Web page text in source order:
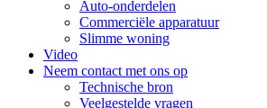
Auto-onderdelen
Commerciële apparatuur
Slimme woning
Video
Neem contact met ons op
Technische bron
Veelgestelde vragen